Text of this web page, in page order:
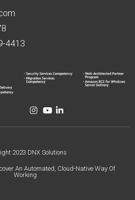
4413
2023 DNX Solutions
An Automated, Cloud-Native Way Of
Working